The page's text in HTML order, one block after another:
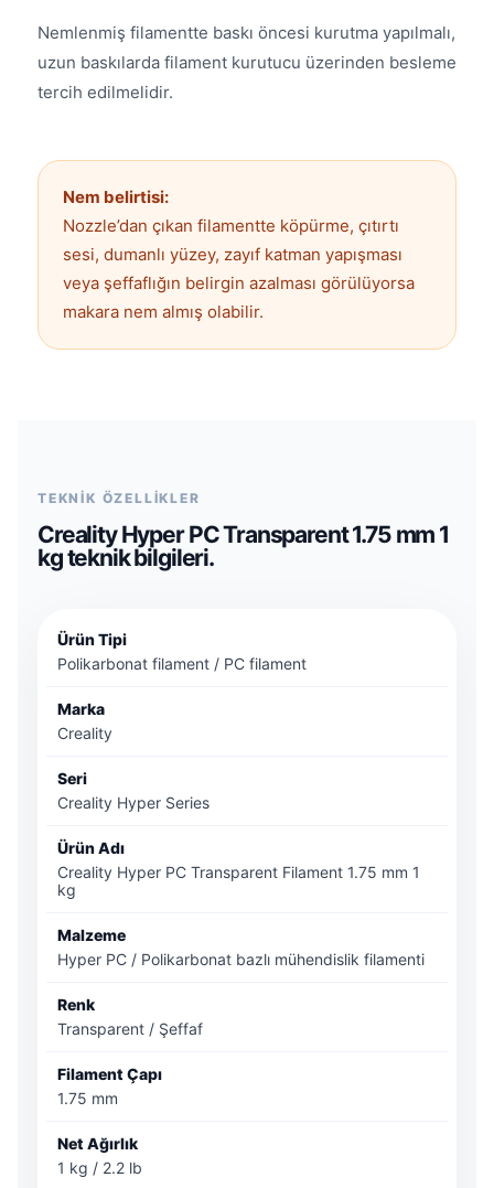
Nemlenmiş filamentte baskı öncesi kurutma yapılmalı,
uzun baskılarda filament kurutucu üzerinden besleme
tercih edilmelidir.
Nem belirtisi:
Nozzle’dan çıkan filamentte köpürme, çıtırtı
sesi, dumanlı yüzey, zayıf katman yapışması
veya şeffaflığın belirgin azalması görülüyorsa
makara nem almış olabilir.
TEKNİK ÖZELLİKLER
Creality Hyper PC Transparent 1.75 mm 1
kg teknik bilgileri.
Ürün Tipi
Polikarbonat filament / PC filament
Marka
Creality
Seri
Creality Hyper Series
Ürün Adı
Creality Hyper PC Transparent Filament 1.75 mm 1
kg
Malzeme
Hyper PC / Polikarbonat bazlı mühendislik filamenti
Renk
Transparent / Şeffaf
Filament Çapı
1.75 mm
Net Ağırlık
1 kg / 2.2 lb